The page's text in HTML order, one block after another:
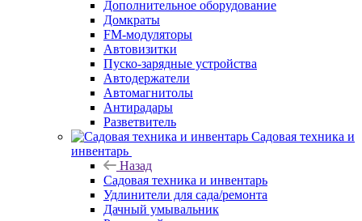
Дополнительное оборудование
Домкраты
FM-модуляторы
Автовизитки
Пуско-зарядные устройства
Автодержатели
Автомагнитолы
Антирадары
Разветвитель
Садовая техника и
инвентарь
Назад
Садовая техника и инвентарь
Удлинители для сада/ремонта
Дачный умывальник